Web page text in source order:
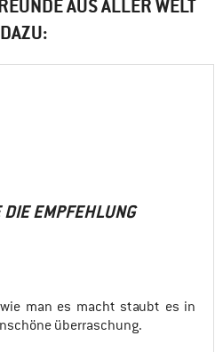
AUS ALLER WELT
DAZU:
DIE EMPFEHLUNG
man es macht staubt es in
überraschung.